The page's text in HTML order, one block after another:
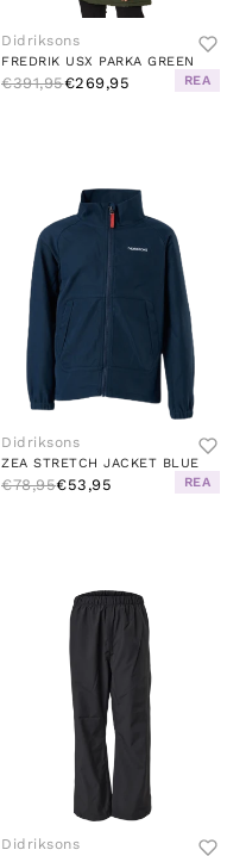
Didriksons
FREDRIK USX PARKA GREEN
€391,95€269,95 REA
Didriksons
ZEA STRETCH JACKET BLUE
€78,95€53,95 REA
Didriksons